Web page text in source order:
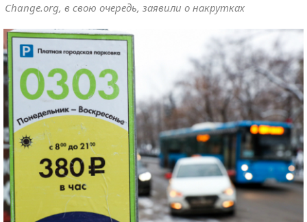
Change.org, в свою очередь, заявили о накрутках